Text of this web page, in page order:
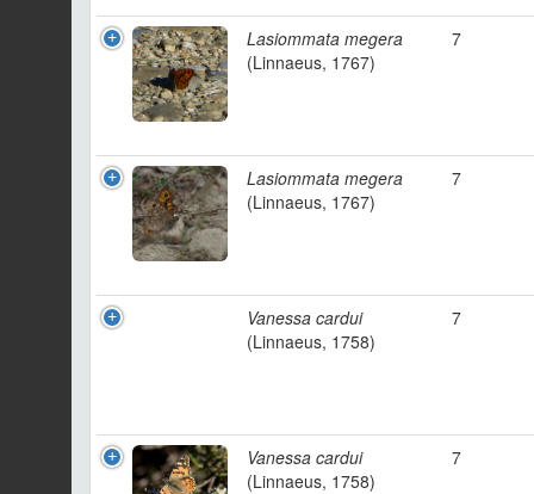
Lasiommata megera
(Linnaeus, 1767)
7
Lasiommata megera
(Linnaeus, 1767)
7
Vanessa cardui
(Linnaeus, 1758)
7
Vanessa cardui
(Linnaeus, 1758)
7